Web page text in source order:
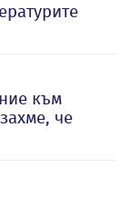
към
че